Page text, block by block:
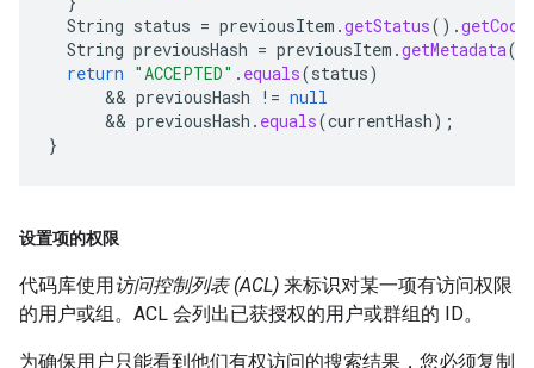
String status = previousItem .getStatus().getCode
String previousHash = previousItem .getMetadata
return "ACCEPTED" . equals(status)
      &&
previousHash != null
      &&
previousHash . equals(currentHash);
}
设置项的权限
代码库使用访问控制列表 (ACL) 来标识对某一项有访问权限
的用户或组。ACL 会列出已获授权的用户或群组的 ID。
为确保用户只能看到他们有权访问的搜索结果，您必须复制